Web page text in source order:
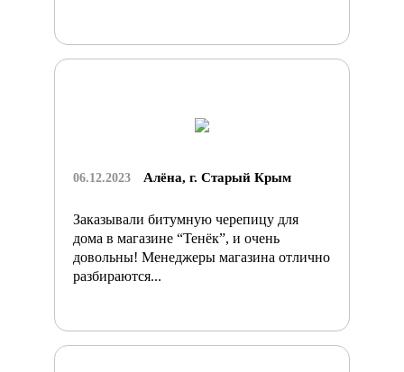
06.12.2023 Алёна, г. Старый Крым
Заказывали битумную черепицу для
дома в магазине “Тенёк”, и очень
довольны! Менеджеры магазина отлично
разбираются...